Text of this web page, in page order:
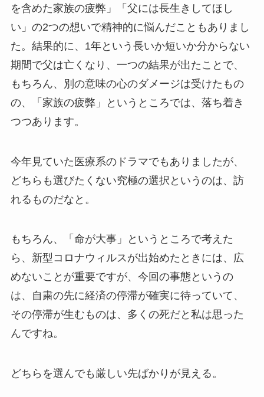
を含めた家族の疲弊」「父には長生きしてほし
い」の2つの想いで精神的に悩んだこともありまし
た。結果的に、1年という長いか短いか分からない
期間で父は亡くなり、一つの結果が出たことで、
もちろん、別の意味の心のダメージは受けたもの
の、「家族の疲弊」というところでは、落ち着き
つつあります。
今年見ていた医療系のドラマでもありましたが、
どちらも選びたくない究極の選択というのは、訪
れるものだなと。
もちろん、「命が大事」というところで考えた
ら、新型コロナウィルスが出始めたときには、広
めないことが重要ですが、今回の事態というの
は、自粛の先に経済の停滞が確実に待っていて、
その停滞が生むものは、多くの死だと私は思った
んですね。
どちらを選んでも厳しい先ばかりが見える。